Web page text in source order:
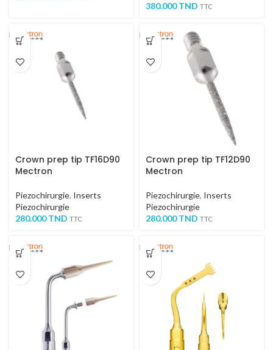
380.000TND TTC
Crown prep tip TF16D90
Mectron
Piezochirurgie, Inserts
Piezochirurgie
280.000TND TTC
Crown prep tip TF12D90
Mectron
Piezochirurgie, Inserts
Piezochirurgie
280.000TND TTC